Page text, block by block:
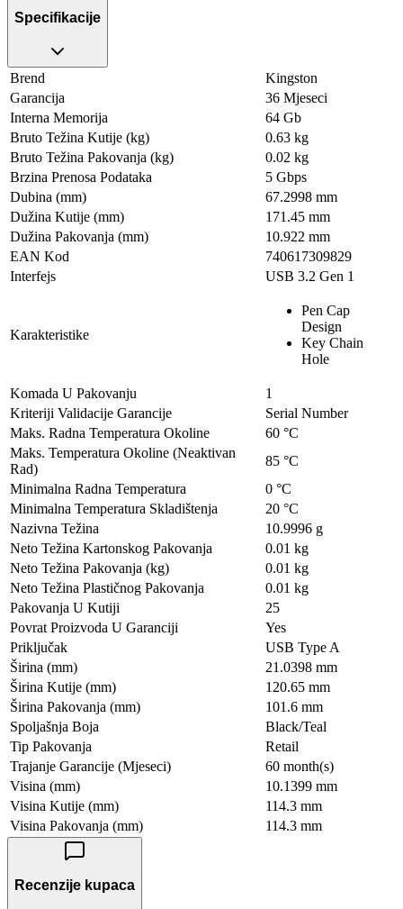
Specifikacije
Brend
Kingston
Garancija
36 Mjeseci
Interna Memorija
64 Gb
Bruto Težina Kutije (kg)
0.63 kg
Bruto Težina Pakovanja (kg)
0.02 kg
Brzina Prenosa Podataka
5 Gbps
Dubina (mm)
67.2998 mm
Dužina Kutije (mm)
171.45 mm
Dužina Pakovanja (mm)
10.922 mm
EAN Kod
740617309829
Interfejs
USB 3.2 Gen 1
Karakteristike
Pen Cap
Design
Key Chain
Hole
Komada U Pakovanju
1
Kriteriji Validacije Garancije
Serial Number
Maks. Radna Temperatura Okoline
60 °C
Maks. Temperatura Okoline (Neaktivan
Rad)
85 °C
Minimalna Radna Temperatura
0 °C
Minimalna Temperatura Skladištenja
20 °C
Nazivna Težina
10.9996 g
Neto Težina Kartonskog Pakovanja
0.01 kg
Neto Težina Pakovanja (kg)
0.01 kg
Neto Težina Plastičnog Pakovanja
0.01 kg
Pakovanja U Kutiji
25
Povrat Proizvoda U Garanciji
Yes
Priključak
USB Type A
Širina (mm)
21.0398 mm
Širina Kutije (mm)
120.65 mm
Širina Pakovanja (mm)
101.6 mm
Spoljašnja Boja
Black/Teal
Tip Pakovanja
Retail
Trajanje Garancije (Mjeseci)
60 month(s)
Visina (mm)
10.1399 mm
Visina Kutije (mm)
114.3 mm
Visina Pakovanja (mm)
114.3 mm
Recenzije kupaca